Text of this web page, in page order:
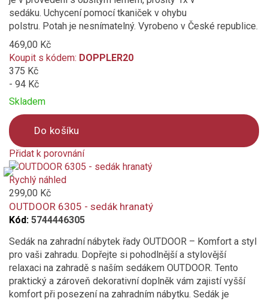
sedáku. Uchycení pomocí tkaniček v ohybu
polstru. Potah je nesnímatelný. Vyrobeno v České republice.
469,00 Kč
Koupit s kódem: DOPPLER20
375 Kč
- 94 Kč
Skladem
Do košíku
Přidat k porovnání
Product
is
added
to
compare
Rychlý náhled
299,00 Kč
OUTDOOR 6305 - sedák hranatý
Kód: 5744446305
Sedák na zahradní nábytek řady OUTDOOR – Komfort a styl
pro vaši zahradu. Dopřejte si pohodlnější a stylovější
relaxaci na zahradě s naším sedákem OUTDOOR. Tento
praktický a zároveň dekorativní doplněk vám zajistí vyšší
komfort při posezení na zahradním nábytku. Sedák je